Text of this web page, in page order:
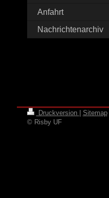
Anfahrt
Nachrichtenarchiv
Druckversion
Sitemap
© Risby UF